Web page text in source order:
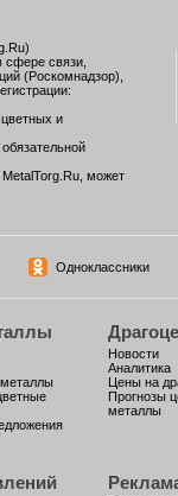
сфере связи,
(Роскомнадзор),
и
может
Одноклассники
Новости
Аналитика
Цены на
Прогнозы
металлы